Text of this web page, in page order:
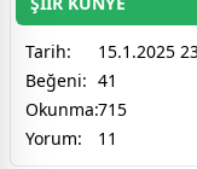
Tarih:
15.1.2025
Beğeni: 41
Okunma:715
Yorum:
11